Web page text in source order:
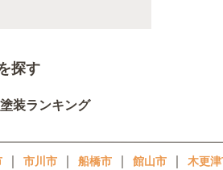
探す
装ランキング
｜ 市川市 ｜ 船橋市 ｜ 館山市 ｜ 木更